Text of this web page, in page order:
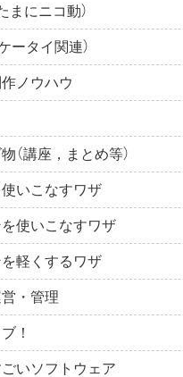
まにニコ動）
ータイ関連）
ノウハウ
（講座，まとめ等）
いこなすワザ
使いこなすワザ
軽くするワザ
・管理
！
いソフトウェア